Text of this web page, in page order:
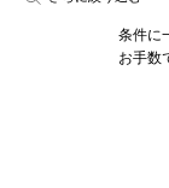
条件に
お手数